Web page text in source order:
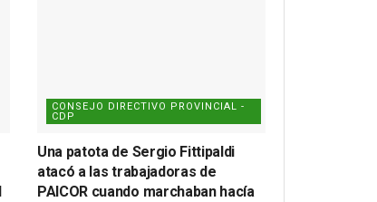
CONSEJO DIRECTIVO PROVINCIAL -
CDP
Una patota de Sergio Fittipaldi
atacó a las trabajadoras de
PAICOR cuando marchaban hacía